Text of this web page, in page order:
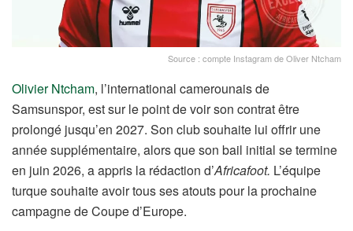
Source : compte Instagram de Oliver Ntcham
Olivier Ntcham, l’international camerounais de
Samsunspor, est sur le point de voir son contrat être
prolongé jusqu’en 2027. Son club souhaite lui offrir une
année supplémentaire, alors que son bail initial se termine
en juin 2026, a appris la rédaction d’Africafoot. L’équipe
turque souhaite avoir tous ses atouts pour la prochaine
campagne de Coupe d’Europe.